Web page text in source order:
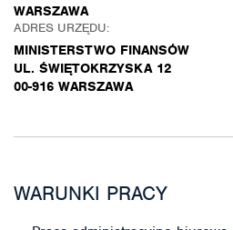
WARSZAWA
ADRES URZĘDU:
MINISTERSTWO FINANSÓW
UL. ŚWIĘTOKRZYSKA 12
00-916 WARSZAWA
WARUNKI PRACY